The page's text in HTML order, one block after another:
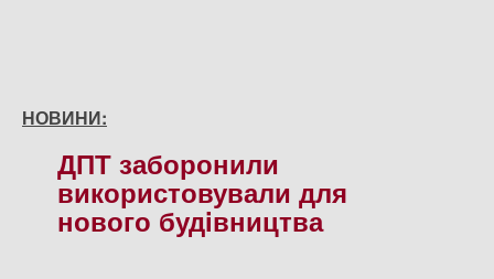
НОВИНИ:
ДПТ заборонили
використовували для
нового будiвництва